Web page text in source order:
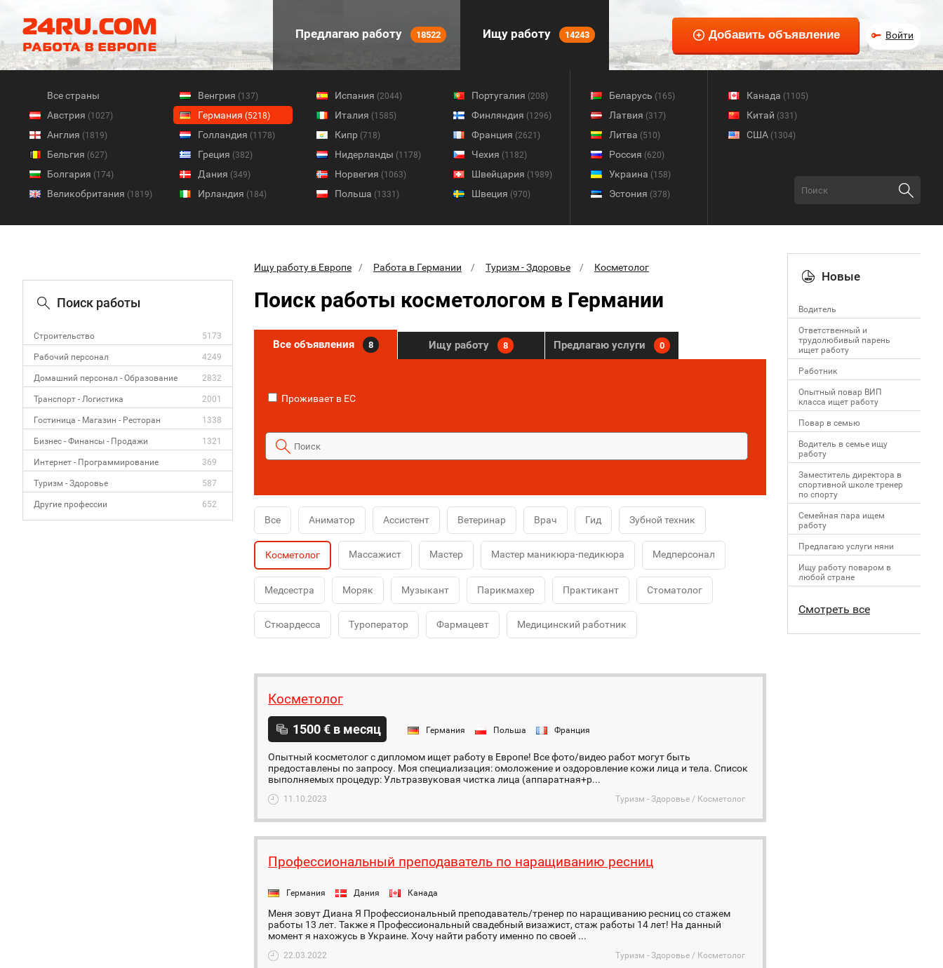
Предлагаю работу 18522 Ищу работу 14243 Войти
Все страны
Австрия (1027)
Англия (1819)
Бельгия (627)
Болгария (174)
Великобритания (1819)
Венгрия (137)
Германия (5218)
Голландия (1178)
Греция (382)
Дания (349)
Ирландия (184)
Испания (2044)
Италия (1585)
Кипр (718)
Нидерланды (1178)
Норвегия (1063)
Польша (1331)
Португалия (208)
Финляндия (1296)
Франция (2621)
Чехия (1182)
Швейцария (1989)
Швеция (970)
Беларусь (165)
Латвия (317)
Литва (510)
Россия (620)
Украина (158)
Эстония (378)
Канада (1105)
Китай (331)
США (1304)
Поиск работы
Строительство 5173
Рабочий персонал 4249
Домашний персонал - Образование 2832
Транспорт - Логистика 2001
Гостиница - Магазин - Ресторан 1338
Бизнес - Финансы - Продажи 1321
Интернет - Программирование 369
Туризм - Здоровье 587
Другие профессии 652
Ищу работу в Европе Работа в Германии Туризм - Здоровье Косметолог
Поиск работы косметологом в Германии
Все объявления 8 Ищу работу 8 Предлагаю услуги 0
Проживает в ЕС
Все Аниматор Ассистент Ветеринар Врач Гид Зубной техник
Косметолог Массажист Мастер Мастер маникюра-педикюра Медперсонал
Медсестра Моряк Музыкант Парикмахер Практикант Стоматолог
Стюардесса Туроператор Фармацевт Медицинский работник
Косметолог
1500 € в месяц Германия Польша Франция
Опытный косметолог с дипломом ищет работу в Европе! Все фото/видео работ могут быть
предоставлены по запросу. Моя специализация: омоложение и оздоровление кожи лица и тела. Список
выполняемых процедур: Ультразвуковая чистка лица (аппаратная+р...
11.10.2023 Туризм - Здоровье / Косметолог
Профессиональный преподаватель по наращиванию ресниц
Германия Дания Канада
Меня зовут Диана Я Профессиональный преподаватель/тренер по наращиванию ресниц со стажем
работы 13 лет. Также я Профессиональный свадебный визажист, стаж работы 14 лет! На данный
момент я нахожусь в Украине. Хочу найти работу именно по своей ...
22.03.2022 Туризм - Здоровье / Косметолог
Новые
Водитель
Ответственный и
трудолюбивый парень
ищет работу
Работник
Опытный повар ВИП
класса ищет работу
Повар в семью
Водитель в семье ищу
работу
Заместитель директора в
спортивной школе тренер
по спорту
Семейная пара ищем
работу
Предлагаю услуги няни
Ищу работу поваром в
любой стране
Смотреть все